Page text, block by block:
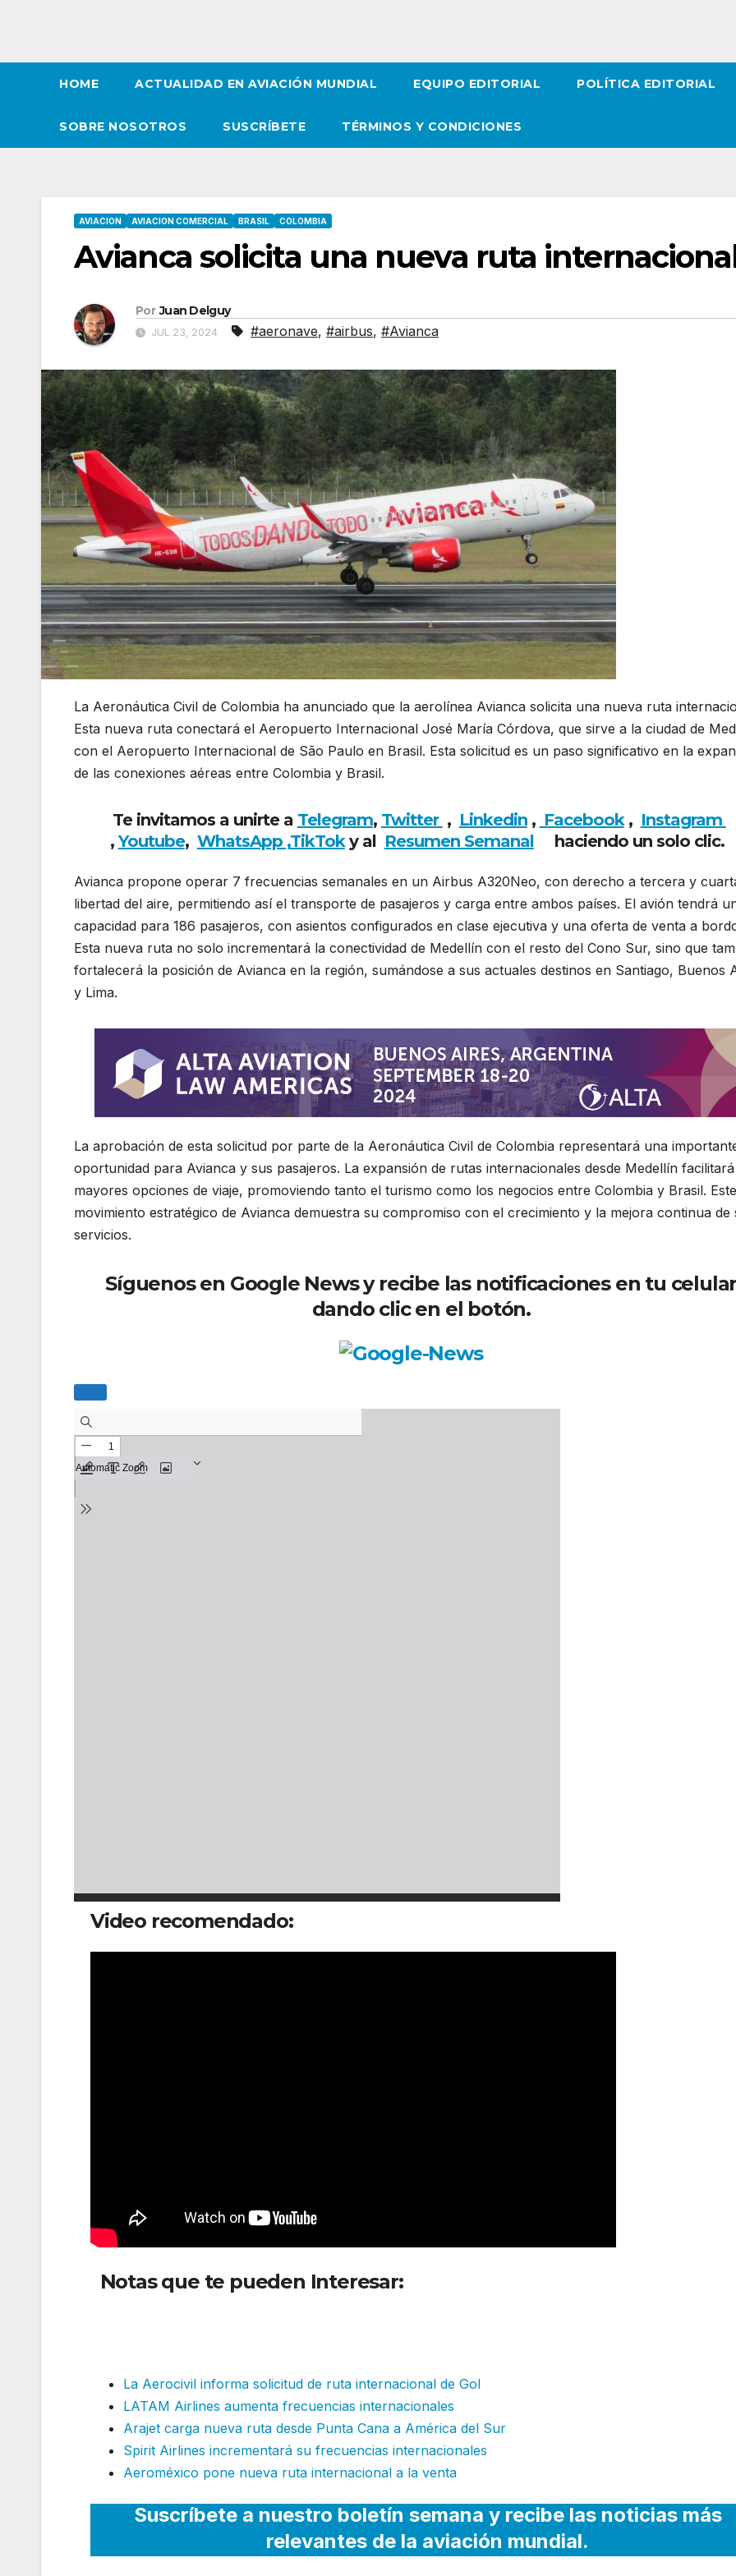
HOME ACTUALIDAD EN AVIACIÓN MUNDIAL EQUIPO EDITORIAL POLÍTICA EDITORIAL
SOBRE NOSOTROS SUSCRÍBETE TÉRMINOS Y CONDICIONES
AVIACION AVIACION COMERCIAL BRASIL COLOMBIA
Avianca solicita una nueva ruta
Por Juan Delguy
JUL 23, 2024 #aeronave, #airbus, #Avianca
La Aeronáutica Civil de Colombia ha anunciado que la aerolínea Avianca solicita una nueva ruta
Esta nueva ruta conectará el Aeropuerto Internacional José María Córdova, que sirve a la ciudad de
con el Aeropuerto Internacional de São Paulo en Brasil. Esta solicitud es un paso significativo en la
de las conexiones aéreas entre Colombia y Brasil.
Te invitamos a unirte a Telegram, Twitter , Linkedin, Facebook, Instagram
,Youtube, WhatsApp ,TikToky al Resumen Semanalhaciendo un solo clic.
Avianca propone operar 7 frecuencias semanales en un Airbus A320Neo, con derecho a tercera y
libertad del aire, permitiendo así el transporte de pasajeros y carga entre ambos países. El avión tendrá
capacidad para 186 pasajeros, con asientos configurados en clase ejecutiva y una oferta de venta a
Esta nueva ruta no solo incrementará la conectividad de Medellín con el resto del Cono Sur, sino que
fortalecerá la posición de Avianca en la región, sumándose a sus actuales destinos en Santiago, Buenos
y Lima.
La aprobación de esta solicitud por parte de la Aeronáutica Civil de Colombia representará una
oportunidad para Avianca y sus pasajeros. La expansión de rutas internacionales desde Medellín facilitará
mayores opciones de viaje, promoviendo tanto el turismo como los negocios entre Colombia y Brasil. Este
movimiento estratégico de Avianca demuestra su compromiso con el crecimiento y la mejora continua de
servicios.
Síguenos en Google News y recibe las notificaciones en tu celular
dando clic en el botón.
Video recomendado:
Notas que te pueden Interesar:
La Aerocivil informa solicitud de ruta internacional de Gol
LATAM Airlines aumenta frecuencias internacionales
Arajet carga nueva ruta desde Punta Cana a América del Sur
Spirit Airlines incrementará su frecuencias internacionales
Aeroméxico pone nueva ruta internacional a la venta
Suscríbete a nuestro boletín semana y recibe las noticias más
relevantes de la aviación mundial.